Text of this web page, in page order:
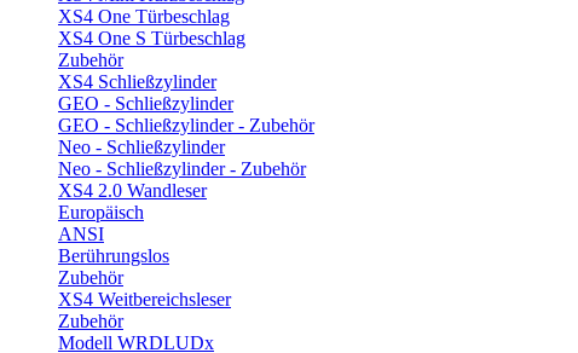
XS4 One Türbeschlag
XS4 One S Türbeschlag
Zubehör
XS4 Schließzylinder
GEO - Schließzylinder
GEO - Schließzylinder - Zubehör
Neo - Schließzylinder
Neo - Schließzylinder - Zubehör
XS4 2.0 Wandleser
Europäisch
ANSI
Berührungslos
Zubehör
XS4 Weitbereichsleser
Zubehör
Modell WRDLUDx